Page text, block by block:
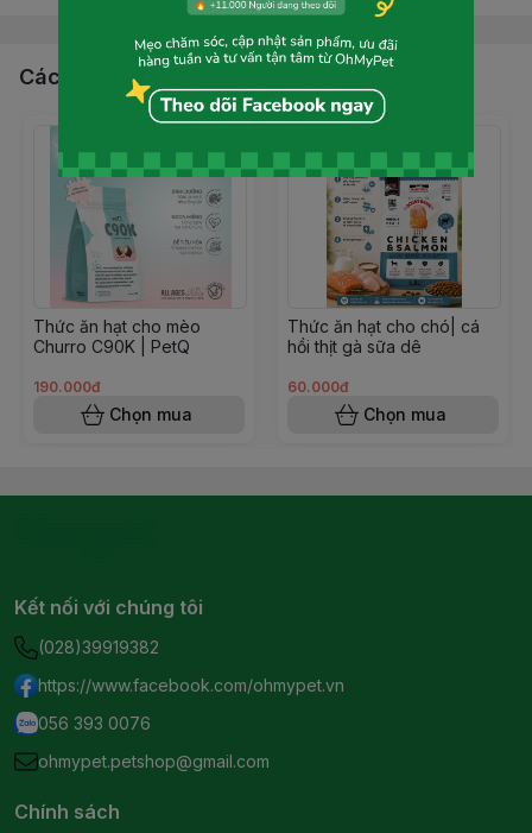
Các sản phẩm, dịch vụ khác
Thức ăn hạt cho mèo
Churro C90K | PetQ
190.000đ
Chọn mua
Thức ăn hạt cho chó| cá
hồi thịt gà sữa dê
60.000đ
Chọn mua
Kết nối với chúng tôi
(028)39919382
https://www.facebook.com/ohmypet.vn
056 393 0076
ohmypet.petshop@gmail.com
Chính sách